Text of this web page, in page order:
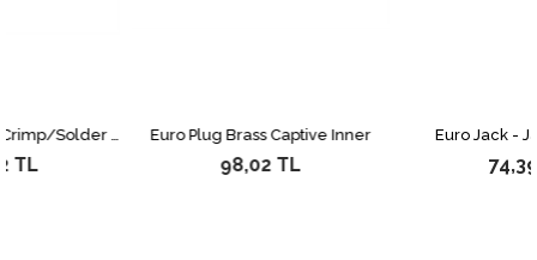
Safernet Adaptör, Crimp/Solder For RG58 Euro Plug Brass Captive Inner
98,02 TL
Euro Jack - Jack
74,39 TL